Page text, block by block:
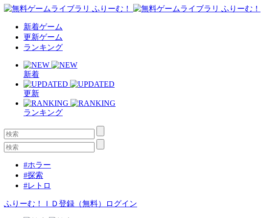
新着ゲーム
更新ゲーム
ランキング
新着
更新
ランキング
#ホラー
#探索
#レトロ
ふりーむ！ＩＤ登録（無料） ログイン